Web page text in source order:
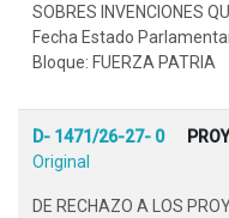
SOBRES INVENCIONES
Fecha Estado
Bloque: FUERZA PATRIA
D- 1471/26-27- 0
Original
DE RECHAZO A LOS